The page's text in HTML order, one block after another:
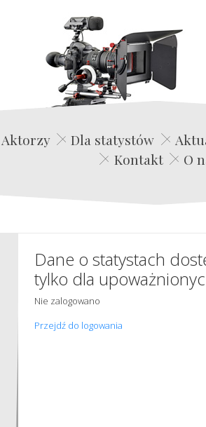
Aktorzy Dla statystów
Kontakt
O
Dane o statystach
tylko dla
Nie zalogowano
Przejdź do logowania